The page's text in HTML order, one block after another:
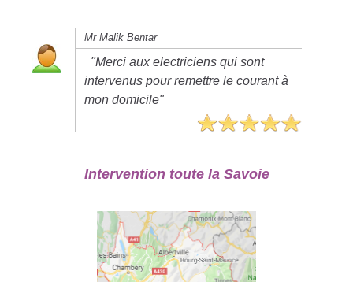
Mr Malik Bentar
"Merci aux electriciens qui sont
intervenus pour remettre le courant à
mon domicile"
Intervention toute la Savoie